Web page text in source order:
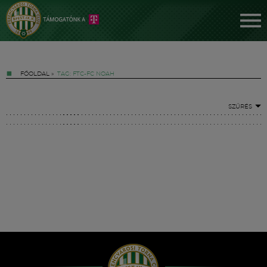
FŐOLDAL » TAG: FTC-FC NOAH
SZŰRÉS
Hírek